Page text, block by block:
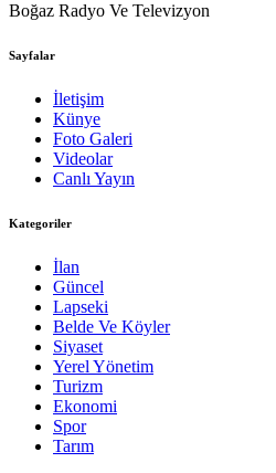
Boğaz Radyo Ve Televizyon
Sayfalar
İletişim
Künye
Foto Galeri
Videolar
Canlı Yayın
Kategoriler
İlan
Güncel
Lapseki
Belde Ve Köyler
Siyaset
Yerel Yönetim
Turizm
Ekonomi
Spor
Tarım